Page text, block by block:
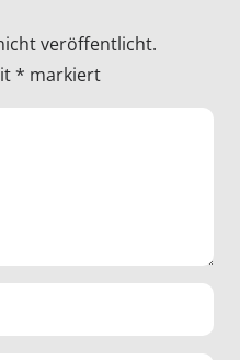
veröffentlicht.
* markiert